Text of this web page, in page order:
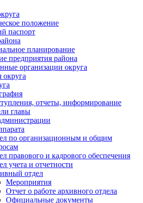
положение
паспорт
планирование
предприятия района
организации округа
отчеты, информирование
главы
по организационным и общим
правового и кадрового обеспечения
учета и отчетности
отдел
Мероприятия
Отчет о работе архивного отдела
Официальные документы